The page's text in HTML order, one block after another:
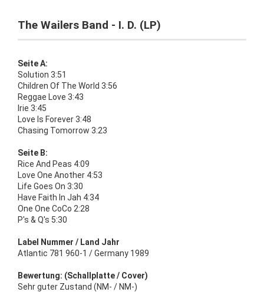
The Wailers Band - I. D. (LP)
Seite A:
Solution 3:51
Children Of The World 3:56
Reggae Love 3:43
Irie 3:45
Love Is Forever 3:48
Chasing Tomorrow 3:23
Seite B:
Rice And Peas 4:09
Love One Another 4:53
Life Goes On 3:30
Have Faith In Jah 4:34
One One CoCo 2:28
P's & Q's 5:30
Label Nummer / Land Jahr
Atlantic 781 960-1 / Germany 1989
Bewertung: (Schallplatte / Cover)
Sehr guter Zustand (NM- / NM-)